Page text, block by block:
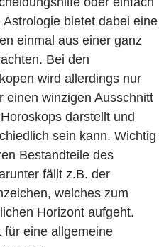
bietet dabei eine
einmal aus einer ganz
Bei den
wird allerdings nur
einen winzigen Ausschnitt
darstellt und
sein kann. Wichtig
Bestandteile des
fällt z.B. der
welches zum
Horizont aufgeht.
für eine allgemeine